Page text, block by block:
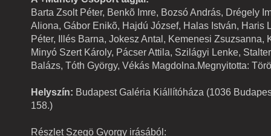
Barta Zsolt Péter, Benkõ Imre, Bozsó András, Drégely
Aliona, Gábor Enikõ, Hajdú József, Halas István, Haris
Péter, Illés Barna, Jokesz Antal, Kemenesi Zsuzsanna,
Minyó Szert Károly, Pácser Attila, Szilágyi Lenke,
Balázs, Tóth György, Vékás Magdolna.Megnyitotta:
Helyszín: Budapest Galéria Kiállítóháza (1036
158.)
Részlet Szegö Gyorgy irásából: